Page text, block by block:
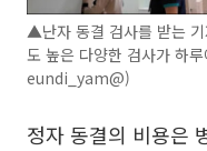
▲난자 동결 검사를 받는
도 높은 다양한 검사가 하
eundi_yam@)
정자 동결의 비용은